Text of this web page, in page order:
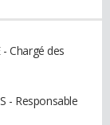
Chargé des
- Responsable